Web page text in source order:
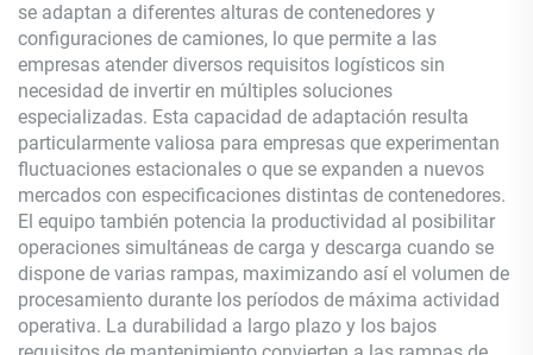
se adaptan a diferentes alturas de contenedores y
configuraciones de camiones, lo que permite a las
empresas atender diversos requisitos logísticos sin
necesidad de invertir en múltiples soluciones
especializadas. Esta capacidad de adaptación resulta
particularmente valiosa para empresas que experimentan
fluctuaciones estacionales o que se expanden a nuevos
mercados con especificaciones distintas de contenedores.
El equipo también potencia la productividad al posibilitar
operaciones simultáneas de carga y descarga cuando se
dispone de varias rampas, maximizando así el volumen de
procesamiento durante los períodos de máxima actividad
operativa. La durabilidad a largo plazo y los bajos